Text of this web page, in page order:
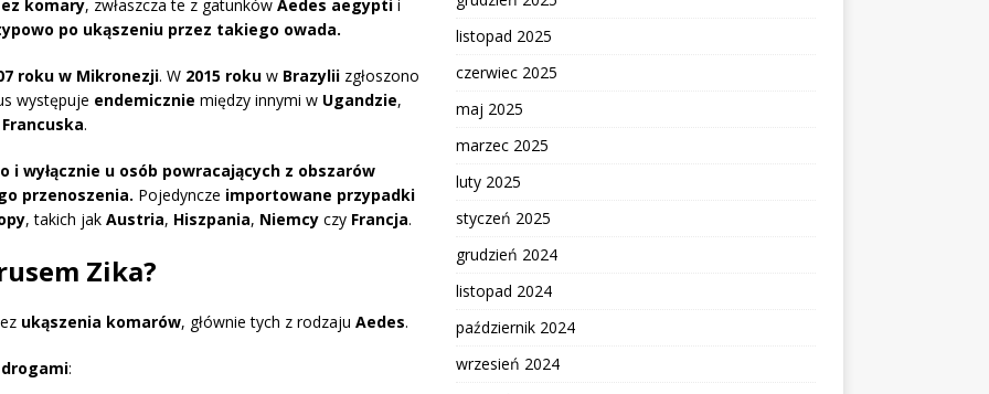
komary, zwłaszcza te z gatunków Aedes aegypti i
po ukąszeniu przez takiego owada.
roku w Mikronezji. W 2015 roku w Brazylii zgłoszono
występuje endemicznie między innymi w Ugandzie,
.
i wyłącznie u osób powracających z obszarów
przenoszenia. Pojedyncze importowane przypadki
, takich jak Austria, Hiszpania, Niemcy czy Francja.
Zika?
ukąszenia komarów, głównie tych z rodzaju Aedes.
:
listopad 2025
czerwiec 2025
maj 2025
marzec 2025
luty 2025
styczeń 2025
grudzień 2024
listopad 2024
październik 2024
wrzesień 2024